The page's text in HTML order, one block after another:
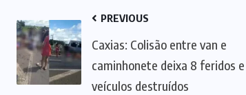
PREVIOUS
Caxias: Colisão entre van e
caminhonete deixa 8 feridos e
veículos destruídos